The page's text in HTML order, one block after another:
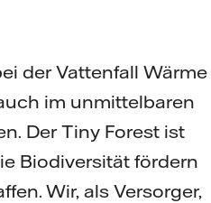
der Vattenfall Wärme
im unmittelbaren
Der Tiny Forest ist
Biodiversität fördern
Wir, als Versorger,